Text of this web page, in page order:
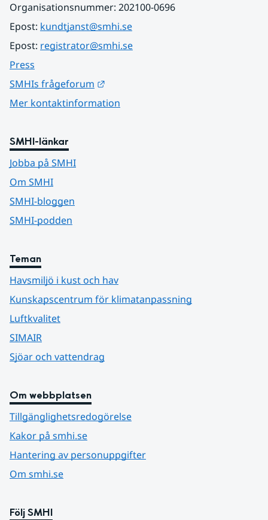
Organisationsnummer: 202100-0696
Epost: kundtjanst@smhi.se
Epost: registrator@smhi.se
Press
SMHIs frågeforum
Mer kontaktinformation
SMHI-länkar
Jobba på SMHI
Om SMHI
SMHI-bloggen
SMHI-podden
Teman
Havsmiljö i kust och hav
Kunskapscentrum för klimatanpassning
Luftkvalitet
SIMAIR
Sjöar och vattendrag
Om webbplatsen
Tillgänglighetsredogörelse
Kakor på smhi.se
Hantering av personuppgifter
Om smhi.se
Följ SMHI